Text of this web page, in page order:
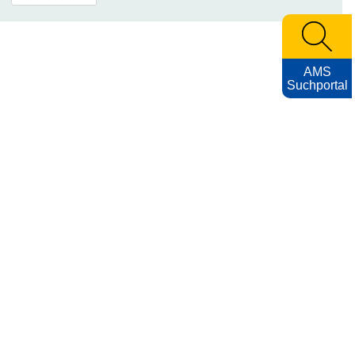
AMS
Suchportal